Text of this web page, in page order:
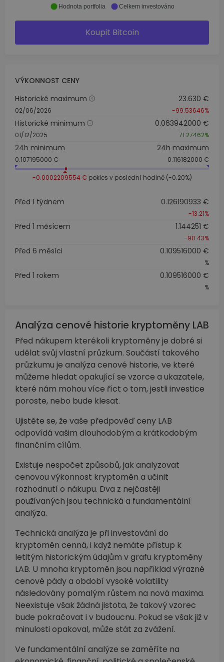
Hodnota portfolia Celkem investováno
Koupit Bitcoin
VÝKONNOST CENY
Historické maximum
02/06/2026
23.630 €
-99.53646%
Historické minimum
01/12/2025
0.063942000 €
71.27462%
24h minimum
0.107195000 €
24h maximum
0.116182000 €
-0.0002209554 € pokles v poslední hodině (-0.20%)
Před 1 týdnem 0.126190933 €
-13.21%
Před 1 měsícem 1.144251 €
-90.43%
Před 6 měsíci 0.109516000 €
%
Před 1 rokem 0.109516000 €
%
Analýza cenové historie kryptoměny LAB
Před nákupem kterékoli kryptoměny je dobré si
udělat svůj vlastní průzkum. Součástí takového
průzkumu je analýza cenové historie, ve které
můžeme hledat opakující se vzorce a ukazatele,
které nám mohou více říct o tom, jestli investice
poroste, nebo bude klesat.
Ujistěte se, že vaše předpověď ceny LAB
odpovídá vašim dlouhodobým a krátkodobým
finančním cílům.
Existuje nespočet způsobů, jak analyzovat
cenovou výkonnost kryptoměn a učinit
rozhodnutí o nákupu. Dva z nejčastěji
používaných jsou technická a fundamentální
analýza.
Technická analýza je při investování do
kryptoměn cenná, i když nemáte přístup k
letitým historickým údajům v grafu kryptoměny
LAB. U mnoha kryptoměn jsou například výrazné
cenové pády a období vysoké volatility
následovány pomalým růstem na nová maxima.
Neexistuje však žádná jistota, že takový vzorec
bude pokračovat i v budoucnu. Pokud se však již v
minulosti opakoval, může stát za zvážení.
Ve fundamentální analýze se zaměříte na